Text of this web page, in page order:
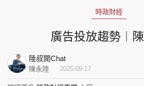
集團旗下品牌
時政財經
廣告投放趨勢︱
陸叔開Chat
陳永陸 2025-09-17